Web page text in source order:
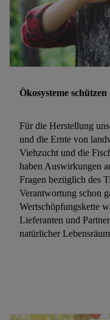
Ökosysteme
Für die Herstellung
und die Ernte von
Viehzucht und die
haben Auswirkungen
Fragen bezüglich des
Verantwortung schon
Wertschöpfungskette
Lieferanten und
natürlicher